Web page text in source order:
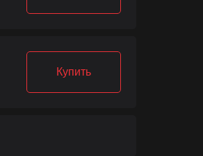
Купить